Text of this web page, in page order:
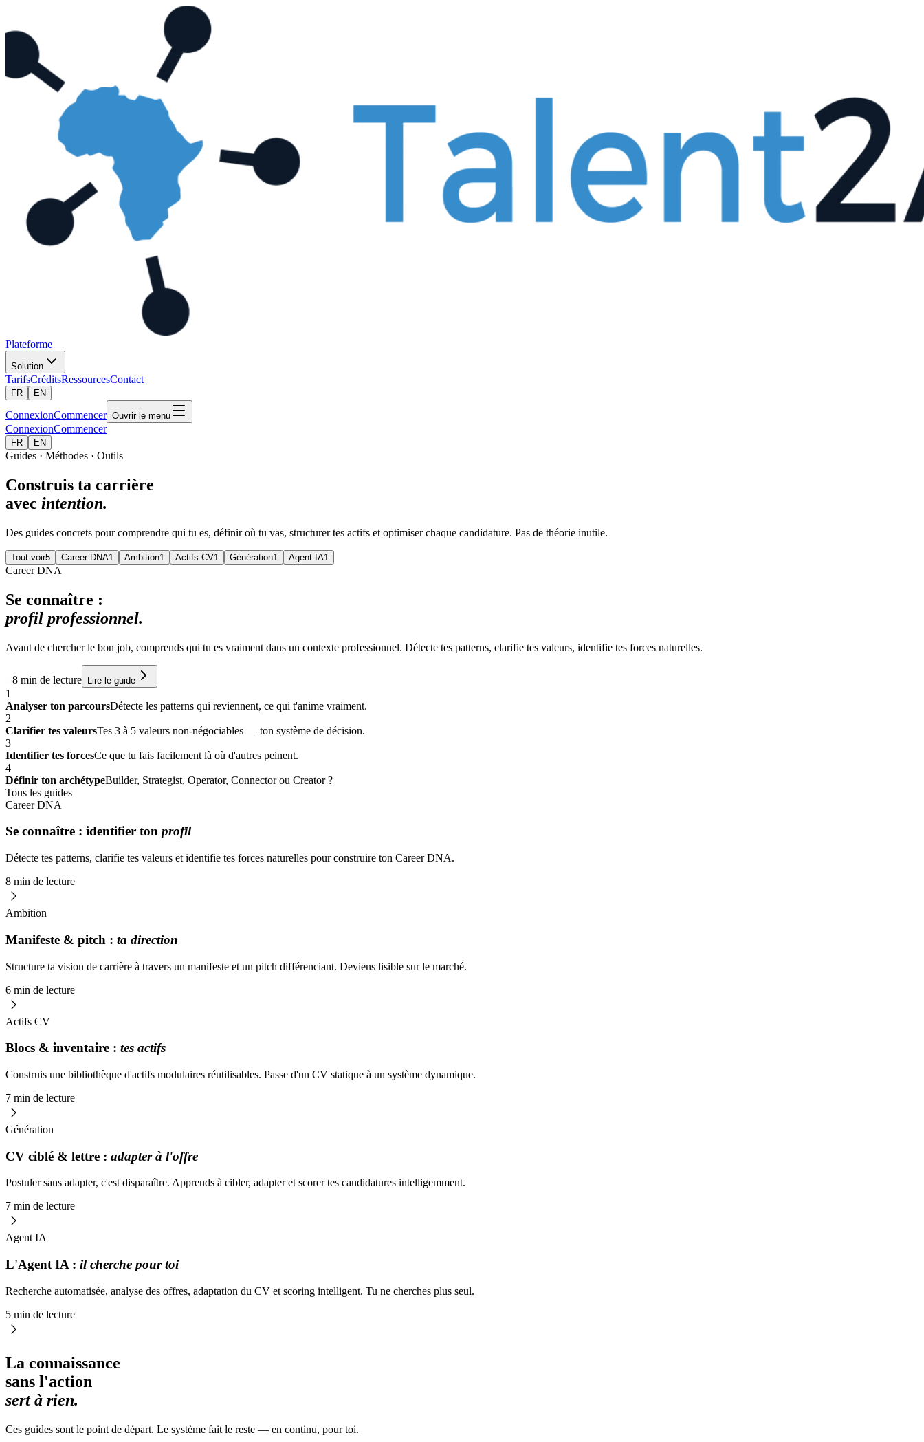
Plateforme
Solution
TarifsCréditsRessourcesContact
FR EN
ConnexionCommencer Ouvrir le menu
ConnexionCommencer
FR EN
Guides · Méthodes · Outils
Construis ta carrière
avec intention.
Des guides concrets pour comprendre qui tu es, définir où tu vas, structurer tes actifs et optimiser chaque candidature. Pas de théorie inutile.
Tout voir5 Career DNA1 Ambition1 Actifs CV1 Génération1 Agent IA1
Career DNA
Se connaître :
profil professionnel.
Avant de chercher le bon job, comprends qui tu es vraiment dans un contexte professionnel. Détecte tes patterns, clarifie tes valeurs, identifie tes forces naturelles.
8 min de lecture Lire le guide
1
Analyser ton parcoursDétecte les patterns qui reviennent, ce qui t'anime vraiment.
2
Clarifier tes valeursTes 3 à 5 valeurs non-négociables — ton système de décision.
3
Identifier tes forcesCe que tu fais facilement là où d'autres peinent.
4
Définir ton archétypeBuilder, Strategist, Operator, Connector ou Creator ?
Tous les guides
Career DNA
Se connaître : identifier ton profil
Détecte tes patterns, clarifie tes valeurs et identifie tes forces naturelles pour construire ton Career DNA.
8 min de lecture
Ambition
Manifeste & pitch : ta direction
Structure ta vision de carrière à travers un manifeste et un pitch différenciant. Deviens lisible sur le marché.
6 min de lecture
Actifs CV
Blocs & inventaire : tes actifs
Construis une bibliothèque d'actifs modulaires réutilisables. Passe d'un CV statique à un système dynamique.
7 min de lecture
Génération
CV ciblé & lettre : adapter à l'offre
Postuler sans adapter, c'est disparaître. Apprends à cibler, adapter et scorer tes candidatures intelligemment.
7 min de lecture
Agent IA
L'Agent IA : il cherche pour toi
Recherche automatisée, analyse des offres, adaptation du CV et scoring intelligent. Tu ne cherches plus seul.
5 min de lecture
La connaissance
sans l'action
sert à rien.
Ces guides sont le point de départ. Le système fait le reste — en continu, pour toi.